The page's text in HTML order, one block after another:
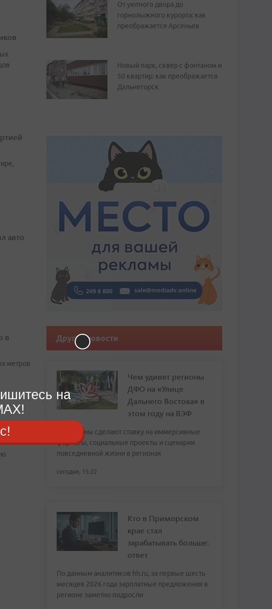
авто
в
метров
От уютного двора до
горнолыжного курорта: как
преображается Арсеньев
Новый парк, сквер с фонтаном и
50 квартир: как преображается
Дальнегорск
Другие новости
Чем удивят регионы
ДФО на «Улице
Дальнего Востока» в
этом году на ВЭФ
Павильоны сделают ставку на иммерсивные
форматы, социальные проекты и сценарии
повседневной жизни в регионах
сегодня, 15:22
Кто в Приморском
крае стал
зарабатывать больше:
ответ
По данным аналитиков hh.ru, за первые шесть
месяцев 2026 года зарплатные предложения в
регионе заметно подросли
на